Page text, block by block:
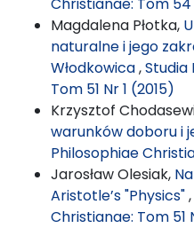
Magdalena Płotka,
naturalne i jego
Włodkowica,Studia
Tom 51 Nr 1 (2015)
Krzysztof
warunków doboru i
Philosophiae
Jarosław Olesiak,
Aristotle’s "Physics",
Christianae: Tom 51